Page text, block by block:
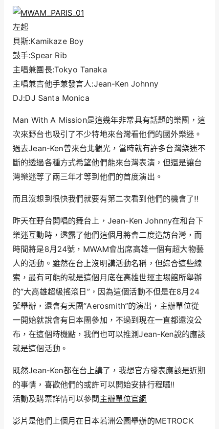
左起
貝斯:Kamikaze Boy
鼓手:Spear Rib
主唱兼團長:Tokyo Tanaka
主唱兼吉他手兼發言人:Jean-Ken Johnny
DJ:DJ Santa Monica
Man With A Mission是這幾年非常具有話題的樂團，這
次來野台也吸引了不少特地來台灣看他們的國外樂迷。
過去Jean-Ken曾來台北觀光，當時就有許多台灣樂迷不
斷的透過各種方式希望他們能來台灣表演，但還是讓台
灣樂迷等了兩三年才等到他們的首度演出。
而且沒想到很快我們就要有第二次看到他們的機會了!!
昨天在野台開唱的舞台上，Jean-Ken Johnny在和台下
樂迷互動時，透露了他們這個月將會二度造訪台灣，而
時間將是8月24號，MWAM會出席高雄一個有超大物藝
人的活動。雖然在台上沒明講活動名稱，但綜合這些線
索，最有可能的就是這個月底在高雄世運主場館所舉辦
的”大高雄超級搖滾日”，因為這個活動不但是在8月24
號舉辦，還會有天團”Aerosmith”的演出，主辦單位從
一開始就說會有日本團參加，不過到現在一直都還沒公
布，在這個時機點，我們也可以推測Jean-Ken說的應該
就是這個活動。
既然Jean-Ken都在台上講了，我想官方發表應該是近期
的事情，喜歡他們的或許可以開始安排行程囉!!
活動及購票詳情可以參閱主辦單位官網
影片是他們上個月在日本若洲公園舉辦的METROCK